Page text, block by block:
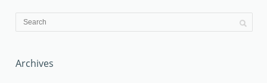
Archives